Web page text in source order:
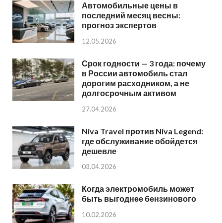
Автомобильные цены в
последний месяц весны:
прогноз экспертов
12.05.2026
Срок годности — 3 года: почему
в России автомобиль стал
дорогим расходником, а не
долгосрочным активом
27.04.2026
Niva Travel против Niva Legend:
где обслуживание обойдется
дешевле
03.04.2026
Когда электромобиль может
быть выгоднее бензинового
10.02.2026